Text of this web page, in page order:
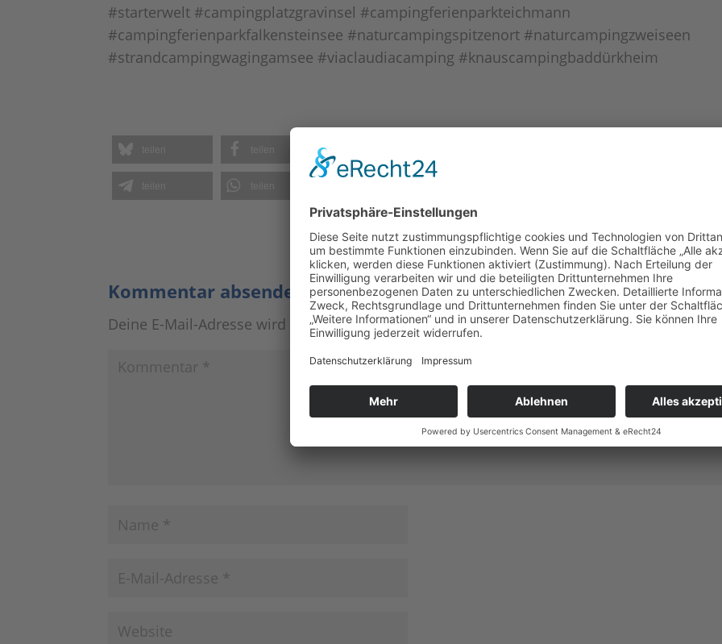
#starterwelt #campingplatzgravinsel #campingferienparkteichmann
#campingferienparkfalkensteinsee #naturcampingspitzenort #naturcampingzweiseen
#strandcampingwagingamsee #viaclaudiacamping #knauscampingbaddürkheim
Kommentar absenden
Deine E-Mail-Adresse wird nicht veröffentlicht. Erforderliche Felder sind mit* markiert